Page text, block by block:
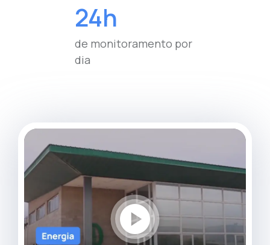
24h
de monitoramento por
dia
play_circle